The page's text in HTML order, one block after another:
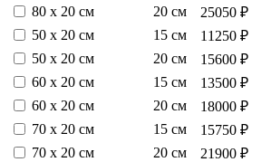
80 х 20 см
20 см
25050 ₽
50 х 20 см
15 см
11250 ₽
50 х 20 см
20 см
15600 ₽
60 х 20 см
15 см
13500 ₽
60 х 20 см
20 см
18000 ₽
70 х 20 см
15 см
15750 ₽
70 х 20 см
20 см
21900 ₽